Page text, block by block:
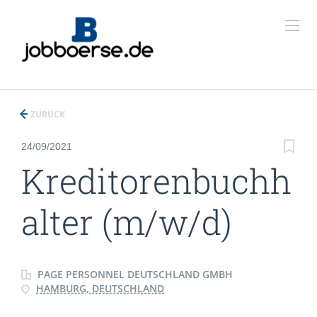
ZURÜCK
24/09/2021
Kreditorenbuchh
alter (m/w/d)
PAGE PERSONNEL DEUTSCHLAND GMBH
HAMBURG, DEUTSCHLAND